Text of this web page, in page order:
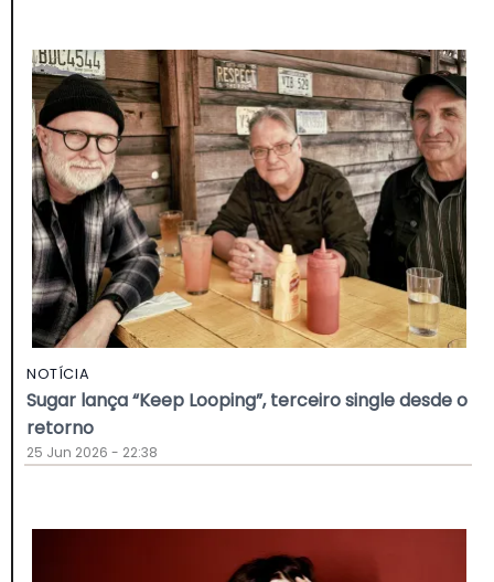
NOTÍCIA
Sugar lança “Keep Looping”, terceiro single desde o
retorno
25 Jun 2026 - 22:38